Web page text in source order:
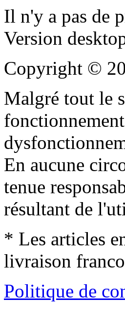
Il n'y a pas de
Version
Copyright ©
Malgré tout le
En aucune
tenue
résultant de
* Les articles
livraison
Politique de